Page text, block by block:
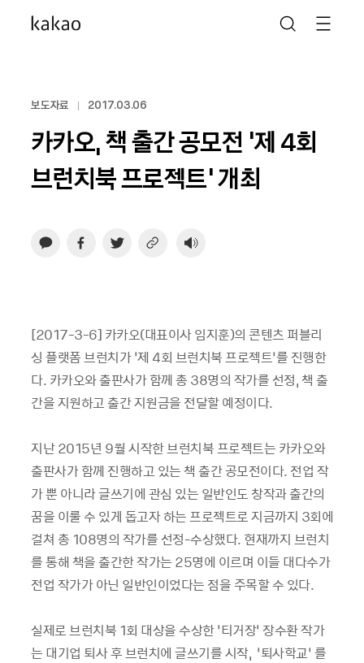
보도자료 2017.03.06
카카오, 책 출간 공모전 ‘제 4회
브런치북 프로젝트’ 개최
[2017-3-6] 카카오(대표이사 임지훈)의 콘텐츠 퍼블리
싱 플랫폼 브런치가 ‘제 4회 브런치북 프로젝트’를 진행한
다. 카카오와 출판사가 함께 총 38명의 작가를 선정, 책 출
간을 지원하고 출간 지원금을 전달할 예정이다.
지난 2015년 9월 시작한 브런치북 프로젝트는 카카오와
출판사가 함께 진행하고 있는 책 출간 공모전이다. 전업 작
가 뿐 아니라 글쓰기에 관심 있는 일반인도 창작과 출간의
꿈을 이룰 수 있게 돕고자 하는 프로젝트로 지금까지 3회에
걸쳐 총 108명의 작가를 선정-수상했다. 현재까지 브런치
를 통해 책을 출간한 작가는 25명에 이르며 이들 대다수가
전업 작가가 아닌 일반인이었다는 점을 주목할 수 있다.
실제로 브런치북 1회 대상을 수상한 ‘티거장’ 장수환 작가
는 대기업 퇴사 후 브런치에 글쓰기를 시작, ‘퇴사학교’ 를